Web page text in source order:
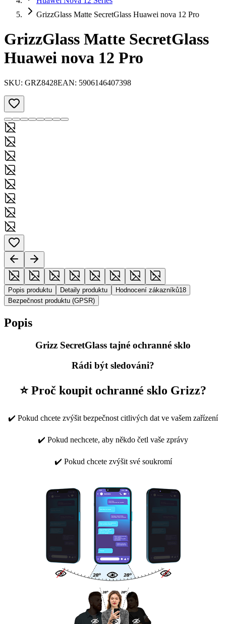
GrizzGlass Matte SecretGlass Huawei nova 12 Pro
GrizzGlass Matte SecretGlass
Huawei nova 12 Pro
SKU: GRZ8428EAN: 5906146407398
Popis produktu Detaily produktu Hodnocení zákazníků18
Bezpečnost produktu (GPSR)
Popis
Grizz SecretGlass tajné ochranné sklo
Rádi být sledováni?
⭐ Proč koupit ochranné sklo Grizz?
✔️ Pokud chcete zvýšit bezpečnost citlivých dat ve vašem zařízení
✔️ Pokud nechcete, aby někdo četl vaše zprávy
✔️ Pokud chcete zvýšit své soukromí